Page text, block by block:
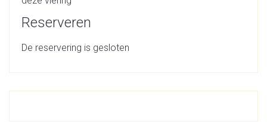
Reserveren
De reservering is gesloten